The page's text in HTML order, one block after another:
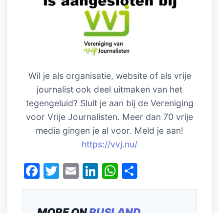
Wil je als organisatie, website of als vrije
journalist ook deel uitmaken van het
tegengeluid? Sluit je aan bij de Vereniging
voor Vrije Journalisten. Meer dan 70 vrije
media gingen je al voor. Meld je aan!
https://vvj.nu/
F
a
T
w
E
m
Li
n
W
h el